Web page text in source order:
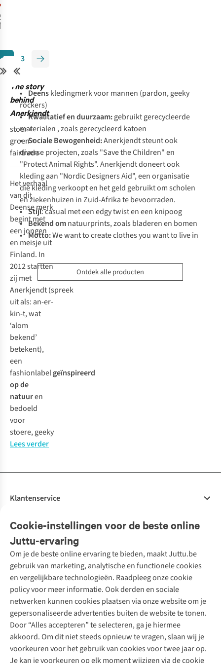
€30,00
Originele prijs:
€69,99
2
beschikbaar
2 3
The story
behind
Anerkjendt
stoer +
groen +
fairtrade
Het verhaal
van dit
Deense merk
begint met
een jongen
en meisje uit
Finland. In
2012 startten
zij met
Anerkjendt(spreek
uit als: an-er-
kin-t, wat
‘alom
bekend’
betekent),
een
fashionlabelgeïnspireerd
op de
natuuren
bedoeld
voor
stoere,geeky
Lees verder
• Deenskledingmerk voor mannen (pardon, geeky
rockers)
• Kwalitatief en duurzaam:gebruikt gerecycleerde
materialen , zoals gerecycleerd katoen
• Sociale Bewogenheid:Anerkjendt steunt ook
diverse projecten, zoals "Save the Children" en
"Protect Animal Rights". Anerkjendt doneert ook
kleding aan "Nordic Designers Aid", een organisatie
die kleding verkoopt en het geld gebruikt om scholen
en ziekenhuizen in Zuid-Afrika te bevoorraden.
• Stijl: casual met eenedgytwist en een knipoog
• Bekend omnatuurprints, zoals bladeren en bomen
• Motto:We want to create clothes you want to live in
Ontdek alle producten
Cookie-instellingen voor de beste online
Juttu-ervaring
Om je de beste online ervaring te bieden, maakt Juttu.be
gebruik van marketing, analytische en functionele cookies
en vergelijkbare technologieën. Raadpleeg onze cookie
policy voor meer informatie. Ook derden en sociale
netwerken kunnen cookies plaatsen via onze website om je
gepersonaliseerde advertenties buiten de website te tonen.
Door “Alles accepteren” te selecteren, ga je hiermee
akkoord. Om dit niet steeds opnieuw te vragen, slaan wij je
voorkeuren voor het gebruik van cookies voor twee jaar op.
Je kan je voorkeuren op elk moment wijzigen via de cookie
Klantenservice
Bestellen
Betalen
10% studentenkorting
Klarna - achteraf betalen
Levering
Retourneren
Bestelling herroepen
Garantie
Contact
Onze diensten
Tweedehands - ReJUsed
Kledingatelier
Personal shopping
Textielbox
Events / workshops
Juttu
Over ons
Juttu Friends
Inspiratie
Werken bij Juttu
Onze winkels
De wereld van Juttu
Verantwoord ondernemen
Toegankelijkheidsverklaring
Merken
Nathalie Vleeschouwer
Selected dames
HKLiving
Dickies
Sessùn
Meld je aan voor de nieuwsbrief
Follow us